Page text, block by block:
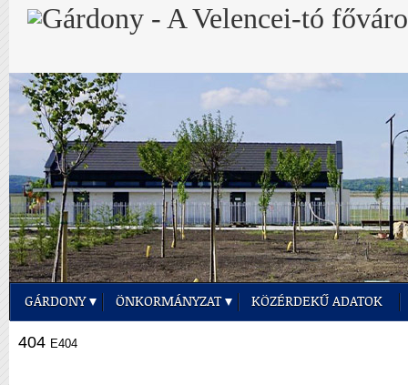
GÁRDONY ÖNKORMÁNYZAT KÖZÉRDEKŰ ADATOK
404 E404